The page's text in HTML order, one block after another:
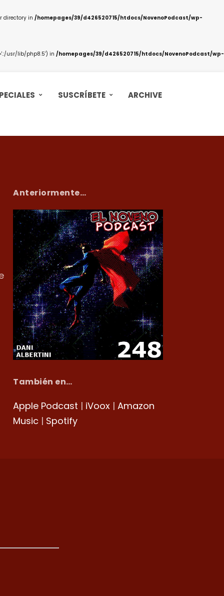
directory in /homepages/39/d426520715/htdocs/NovenoPodcast/wp-
usr/lib/php8.5') in /homepages/39/d426520715/htdocs/NovenoPodcast/wp-
SUSCRÍBETE ARCHIVE
Anteriormente…
También en…
Apple Podcast | iVoox | Amazon
Music | Spotify